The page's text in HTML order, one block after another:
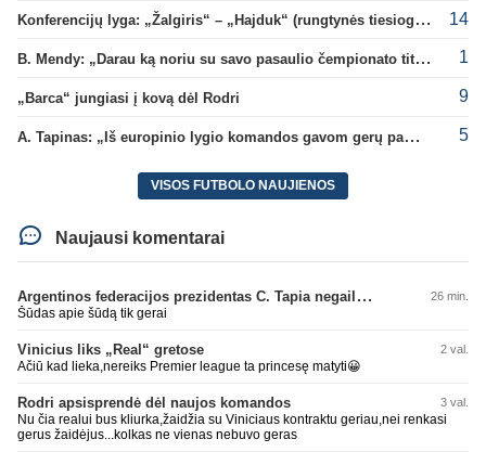
Konferencijų lyga: „Žalgiris“ – „Hajduk“ (rungtynės tiesiogiai) 14
B. Mendy: „Darau ką noriu su savo pasaulio čempionato titulu“ 1
„Barca“ jungiasi į kovą dėl Rodri 9
A. Tapinas: „Iš europinio lygio komandos gavom gerų pamokų“ 5
VISOS FUTBOLO NAUJIENOS
Naujausi komentarai
Argentinos federacijos prezidentas C. Tapia negailėjo pagyrų G. Infantino 26 min.
Šūdas apie šūdą tik gerai
Vinicius liks „Real“ gretose 2 val.
Ačiū kad lieka,nereiks Premier league ta princesę matyti😀
Rodri apsisprendė dėl naujos komandos 3 val.
Nu čia realui bus kliurka,žaidžia su Viniciaus kontraktu geriau,nei renkasi
gerus žaidėjus...kolkas ne vienas nebuvo geras